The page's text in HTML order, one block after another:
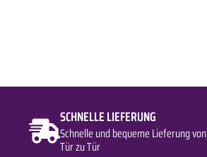
SCHNELLE LIEFERUNG
Schnelle und bequeme Lieferung von
Tür zu Tür